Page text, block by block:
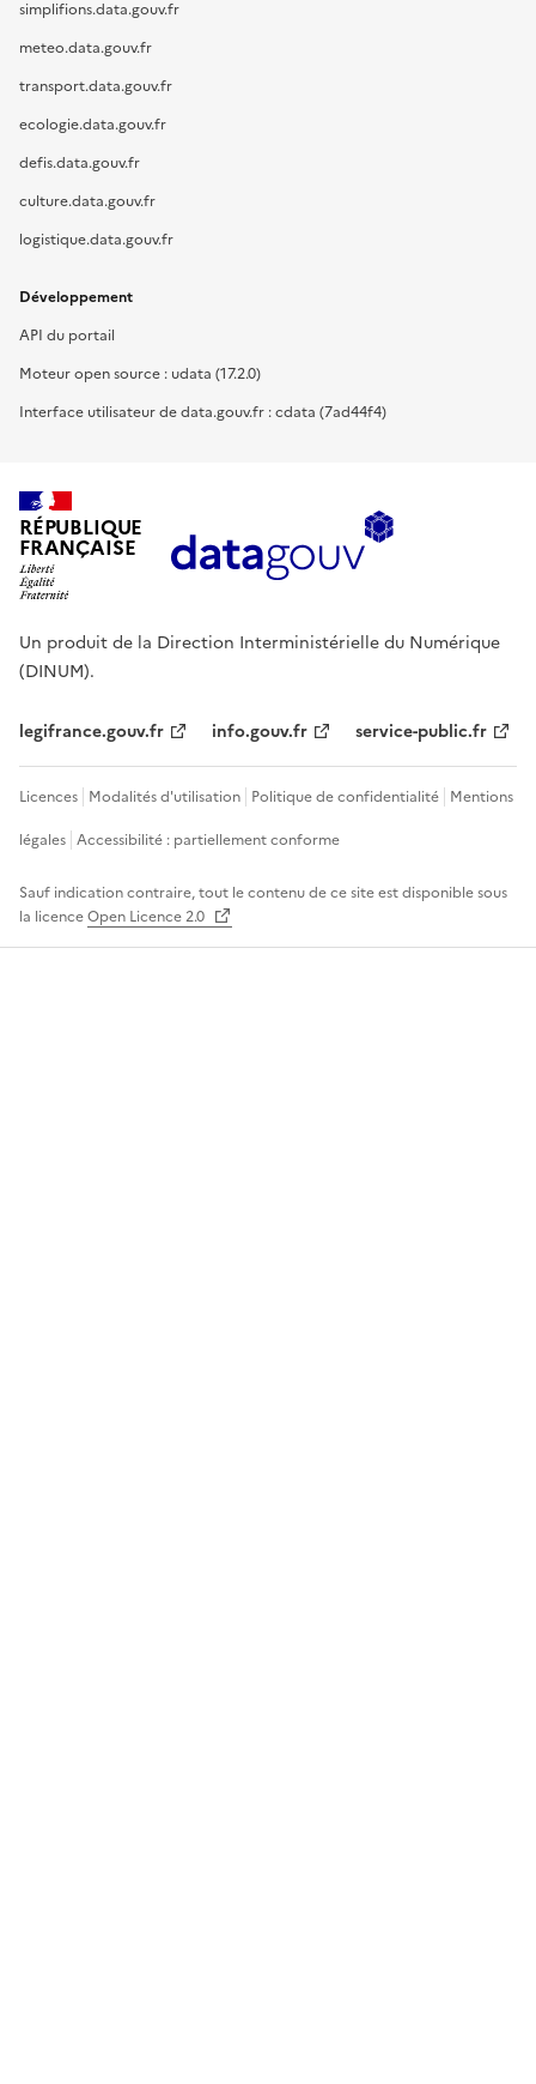
simplifions.data.gouv.fr
meteo.data.gouv.fr
transport.data.gouv.fr
ecologie.data.gouv.fr
defis.data.gouv.fr
culture.data.gouv.fr
logistique.data.gouv.fr
Développement
API du portail
Moteur open source : udata (17.2.0)
Interface utilisateur de data.gouv.fr : cdata (7ad44f4)
RÉPUBLIQUE
FRANÇAISE
Un produit de la Direction Interministérielle du Numérique
(DINUM).
legifrance.gouv.fr info.gouv.fr service-public.fr
Licences Modalités d'utilisation Politique de confidentialité Mentions
légales Accessibilité : partiellement conforme
Sauf indication contraire, tout le contenu de ce site est disponible sous
la licenceOpen Licence 2.0